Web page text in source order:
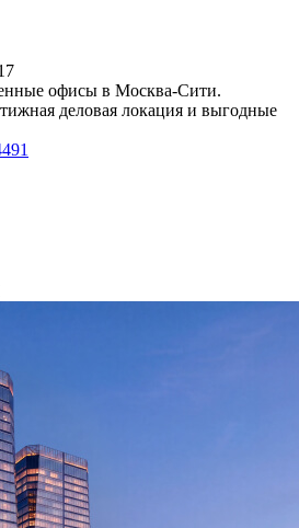
офисы в Москва-Сити.
деловая локация и выгодные